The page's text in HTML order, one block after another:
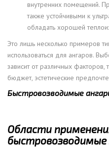
внутренних помещений.
также устойчивыми к
обладать хорошей
Это лишь несколько примеров
использоваться для ангаров.
зависит от различных факторов,
бюджет, эстетические
Быстровозводимые
Области
быстровозводимые